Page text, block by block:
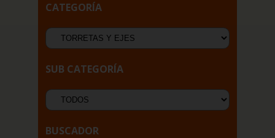
CATEGORÍA
SUB CATEGORÍA
BUSCADOR